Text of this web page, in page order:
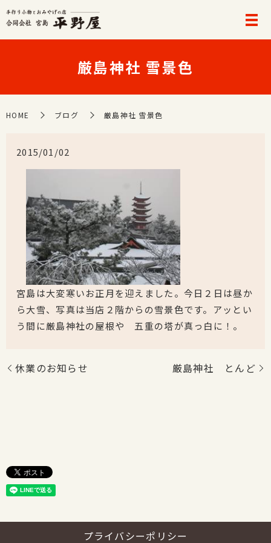
厳島神社 雪景色
HOME ブログ 厳島神社 雪景色
2015/01/02
宮島は大変寒いお正月を迎えました。今日２日は昼か
ら大雪、写真は当店２階からの雪景色です。アッとい
う間に厳島神社の屋根や 五重の塔が真っ白に！。
休業のお知らせ 厳島神社 とんど
プライバシーポリシー